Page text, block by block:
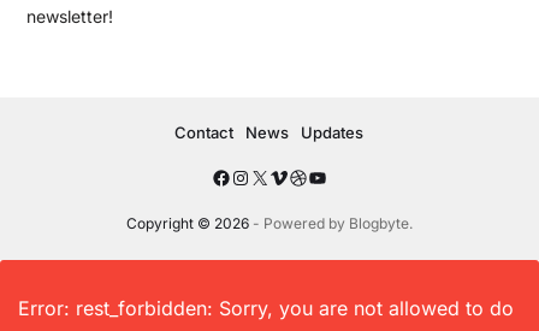
newsletter!
Copyright © 2026- Powered by Blogbyte.
Contact News Updates
Error: rest_forbidden: Sorry, you are not allowed to do